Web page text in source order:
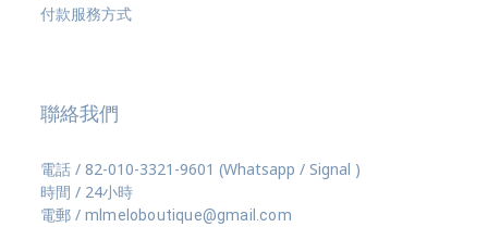
付款服務方式
聯絡我們
電話 / 82-010-3321-9601 (Whatsapp / Signal )
時間 / 24小時
電郵 / mlmeloboutique@gmail.com